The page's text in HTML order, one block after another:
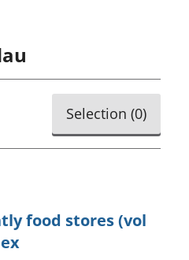
Selection (0)
food stores (vol